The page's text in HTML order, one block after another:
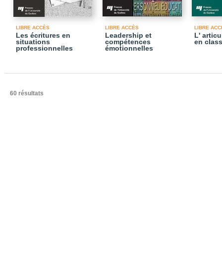
LIBRE ACCÈS
Les écritures en
situations
professionnelles
LIBRE ACCÈS
Leadership et
compétences
émotionnelles
LIBRE
L'
en
60 résultats